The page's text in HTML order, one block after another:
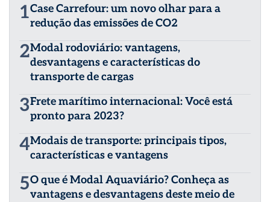
1Case Carrefour: um novo olhar para a
redução das emissões de CO2
2Modal rodoviário: vantagens,
desvantagens e características do
transporte de cargas
3Frete marítimo internacional: Você está
pronto para 2023?
4Modais de transporte: principais tipos,
características e vantagens
5O que é Modal Aquaviário? Conheça as
vantagens e desvantagens deste meio de